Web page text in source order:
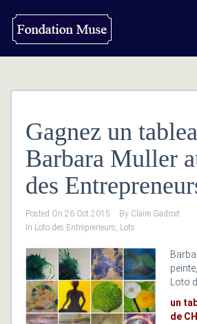
Gagnez un
Barbara Muller
des
Posted On 26 Oct 2015 By Claire Gadroit
In Loto des Entrepreneurs, Lots
Loto
un
de